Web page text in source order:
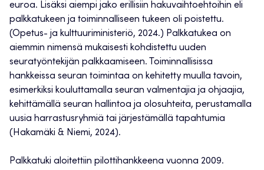
euroa. Lisäksi aiempi jako erillisiin hakuvaihtoehtoihin eli
palkkatukeen ja toiminnalliseen tukeen oli poistettu.
(Opetus- ja kulttuuriministeriö, 2024.) Palkkatukea on
aiemmin nimensä mukaisesti kohdistettu uuden
seuratyöntekijän palkkaamiseen. Toiminnallisissa
hankkeissa seuran toimintaa on kehitetty muulla tavoin,
esimerkiksi kouluttamalla seuran valmentajia ja ohjaajia,
kehittämällä seuran hallintoa ja olosuhteita, perustamalla
uusia harrastusryhmiä tai järjestämällä tapahtumia
(Hakamäki & Niemi, 2024).
Palkkatuki aloitettiin pilottihankkeena vuonna 2009.